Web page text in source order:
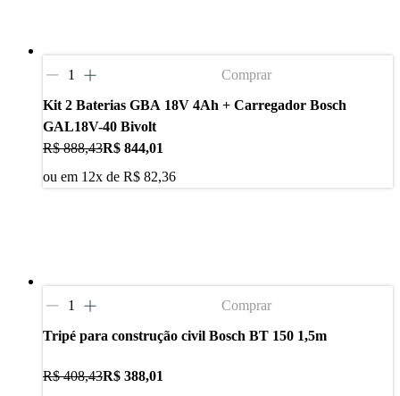
Comprar
Kit 2 Baterias GBA 18V 4Ah + Carregador Bosch
GAL18V-40 Bivolt
R$ 888,43R$ 844,01
ou em 12x de R$ 82,36
Comprar
Tripé para construção civil Bosch BT 150 1,5m
R$ 408,43R$ 388,01